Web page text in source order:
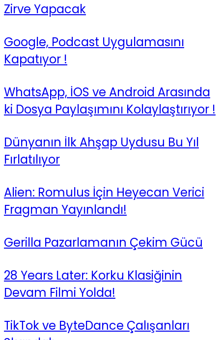
Zirve Yapacak
Google, Podcast Uygulamasını
Kapatıyor !
WhatsApp, İOS ve Android Arasında
ki Dosya Paylaşımını Kolaylaştırıyor !
Dünyanın İlk Ahşap Uydusu Bu Yıl
Fırlatılıyor
Alien: Romulus İçin Heyecan Verici
Fragman Yayınlandı!
Gerilla Pazarlamanın Çekim Gücü
28 Years Later: Korku Klasiğinin
Devam Filmi Yolda!
TikTok ve ByteDance Çalışanları